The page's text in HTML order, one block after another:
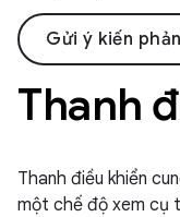
Gửi ý kiến
Thanh
Thanh điều khiển
một chế độ xem cụ